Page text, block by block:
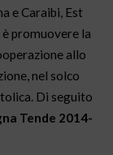
e Caraibi, Est
è promuovere la
allo
nel solco
Di seguito
Tende 2014-